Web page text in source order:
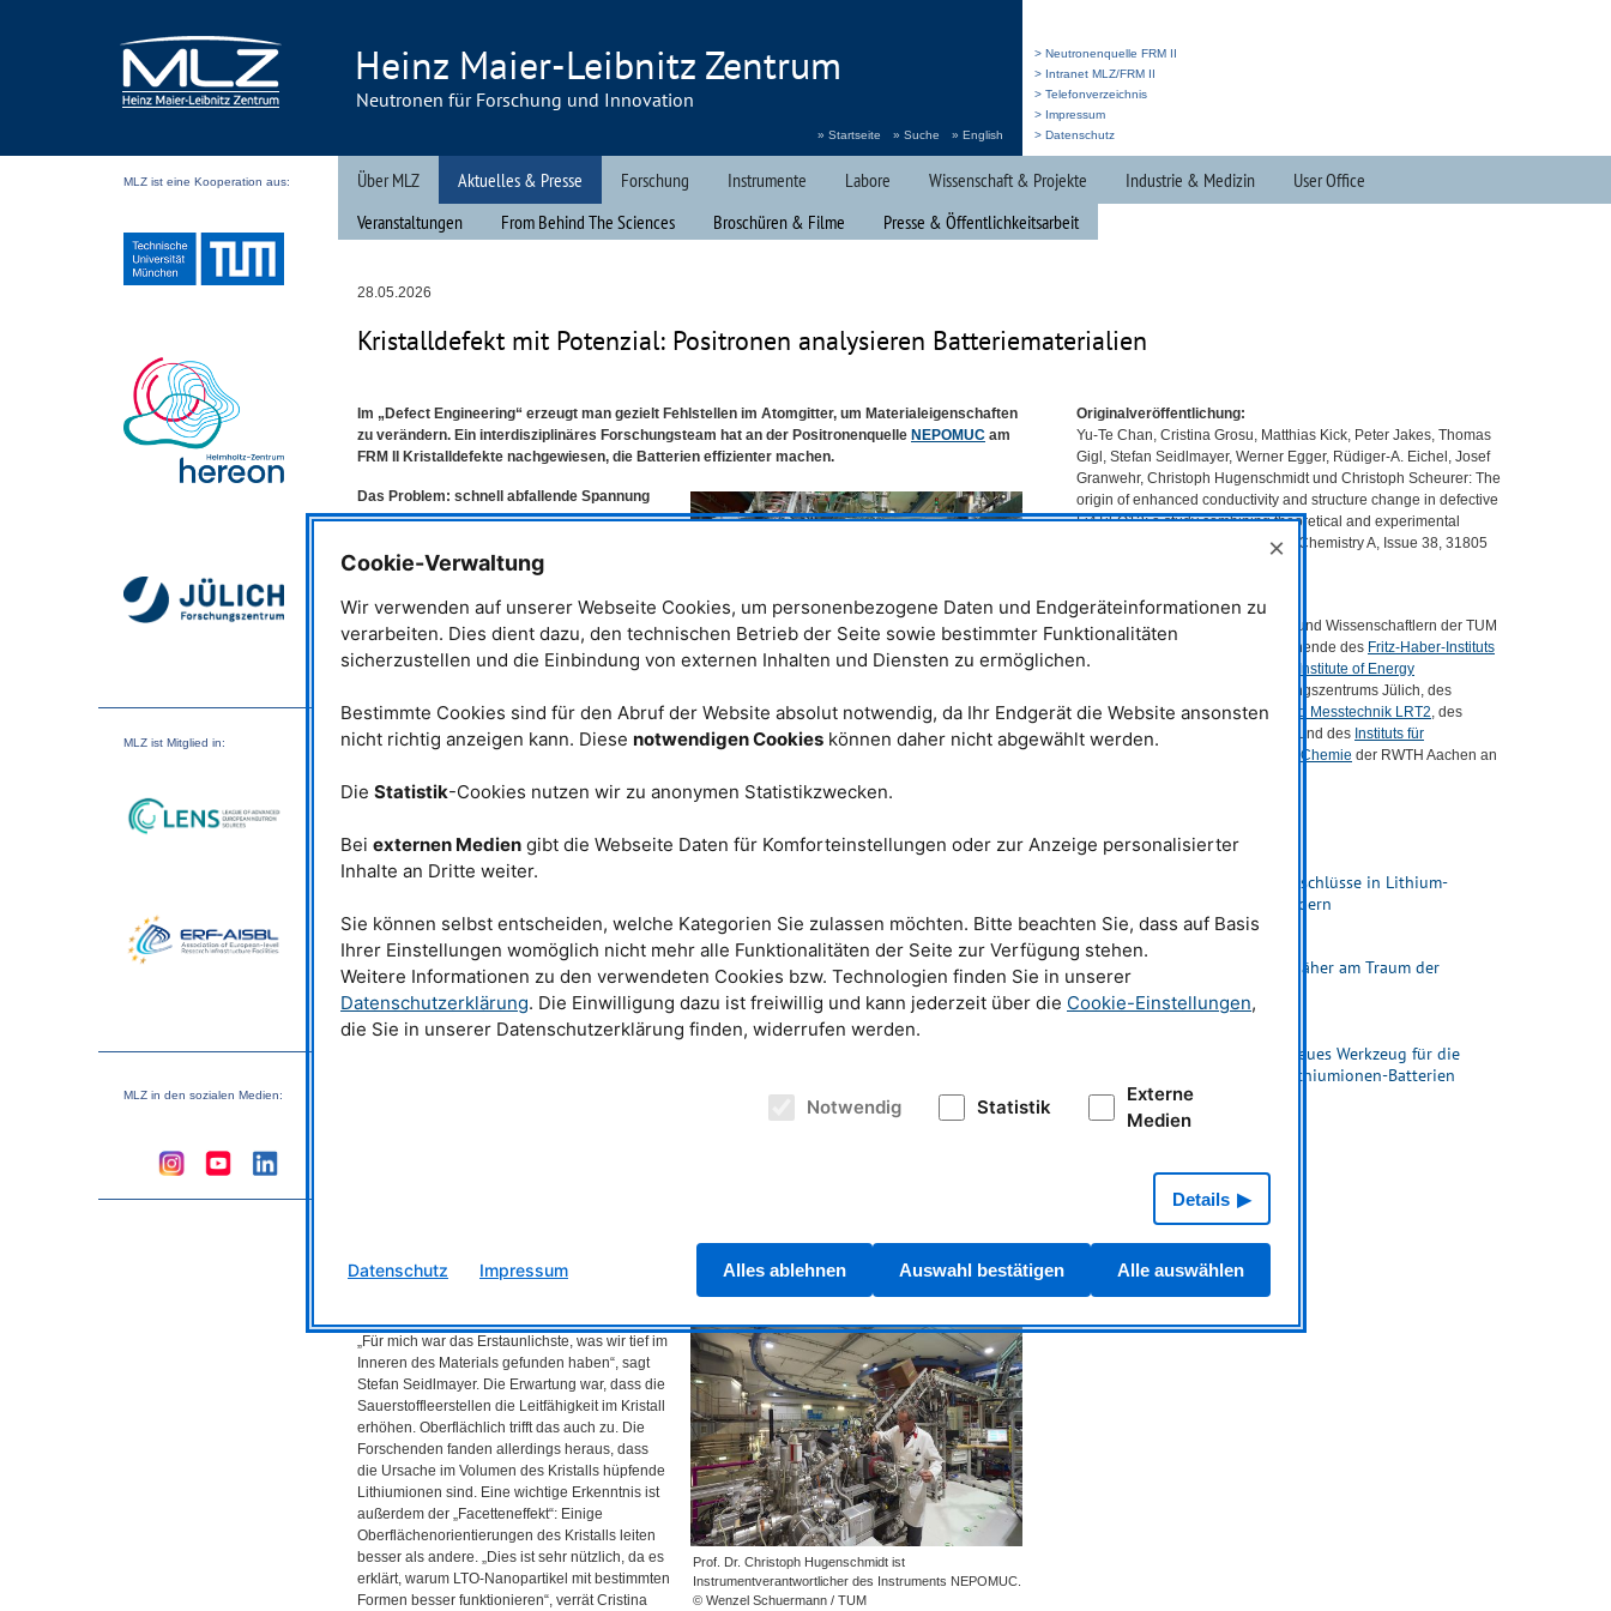
Heinz Maier-Leibnitz Zentrum
Neutronen für Forschung und Innovation
» Startseite » Suche » English
> Neutronenquelle FRM II
> Intranet MLZ/FRM II
> Telefonverzeichnis
> Impressum
> Datenschutz
MLZ ist eine Kooperation aus:
MLZ ist Mitglied in:
MLZ in den sozialen Medien:
Über MLZ
Aktuelles & Presse
Veranstaltungen
From Behind The Sciences Broschüren & Filme Presse & Öffentlichkeitsarbeit
Forschung Instrumente Labore Wissenschaft & Projekte Industrie & Medizin User Office
28.05.2026
Kristalldefekt mit Potenzial: Positronen analysieren Batteriematerialien
Im „Defect Engineering“ erzeugt man gezielt Fehlstellen im Atomgitter, um Materialeigenschaften
zu verändern. Ein interdisziplinäres Forschungsteam hat an der Positronenquelle NEPOMUC am
FRM
II Kristalldefekte nachgewiesen, die Batterien effizienter machen.
Dr. Thomas Gigl (l.) und Dr. Stefan Seidlmayer an der
Positronenquelle NEPOMUC. © Wenzel Schürmann /
Das Problem: schnell abfallende Spannung
Batterien ist Lithiumtitanat (Li4Ti5O12,
bietet eine lange Lebensdauer bei
herausragender thermischer Stabilität, verliert
allerdings rasch Kapazität und Spannung. Ziel
des Forschungsteams umDr. Yu-Te Chan und
Dr. Cristina Grosu von der Technischen
noch besser zu verstehen – konkret durch eine
Gasbehandlung, die die Zusammensetzung des
Materials verändert. Dabei werden
im Atomgitter entstehen. Das behandelte LTO
verstand, warum dies auf atomarer Ebene passiert“, verrät Yu-Te Chan, Postdoctoral Fellow am
Lehrstuhl für Theoretische Chemie der
Mithilfe der Positronen-
Lebensdauerspektroskopie (PALS) und des
Koinzidenten Doppler-
Verbreiterungsspektrometers (CDBS) am FRMII
identifizierten die Forschenden Defekte imLTO-
. Mit Hilfe der beiden Forscher Dr. Thomas Gigl und Dr.
Stefan Seidlmayer führte das Team die
und die Messungen am
Prof. Dr. Christoph Hugenschmidt ist
Instrumentverantwortlicher des Instruments NEPOMUC.
© Wenzel Schuermann / TUM
„Für mich war das Erstaunlichste, was wir tief im
Inneren des Materials gefunden haben“, sagt
Stefan Seidlmayer. Die Erwartung war, dass die
Sauerstoffleerstellen die Leitfähigkeit im Kristall
erhöhen. Oberflächlich trifft das auch zu. Die
Forschenden fanden allerdings heraus, dass
die Ursache im Volumen des Kristalls hüpfende
Lithiumionen sind. Eine wichtige Erkenntnis ist
außerdem der „Facetteneffekt“: Einige
Oberflächenorientierungen des Kristalls leiten
besser als andere. „Dies ist sehr nützlich, da es
erklärt, warum LTO-Nanopartikel mit bestimmten
Formen besser funktionieren“, verrät Cristina
Originalveröffentlichung:
Yu-Te Chan, Cristina Grosu, Matthias Kick, Peter Jakes, Thomas
Gigl, Stefan Seidlmayer, Werner Egger, Rüdiger-A. Eichel, Josef
Granwehr, Christoph Hugenschmidt und Christoph Scheurer: The
origin of enhanced conductivity and structure change in defective
Li4Ti5O12: a study combining theoretical and experimental
perspectives. Journal of Materials Chemistry A, Issue 38, 31805
Mehr Informationen:
Neben den Wissenschaftlerinnen und Wissenschaftlern der TUM
II waren auch Forschende des Fritz-Haber-Instituts
der Max-Planck-Gesellschaft, des
Institute of Energy
-1) des Forschungszentrums Jülich, des
Instituts für Angewandte Physik und Messtechnik LRT2, des
Instituts für Physikalische Chemie
und des Instituts für
Technische und Makromolekulare Chemie der RWTH Aachen an
Gefährliche Kurzschlüsse in Lithium-
Batterien verhindern
Mit Positronen näher am Traum der
Positronen als neues Werkzeug für die
Forschung an Lithiumionen-Batterien
Cookie-Verwaltung ×
Wir verwenden auf unserer Webseite Cookies, um personenbezogene Daten und Endgeräteinformationen zu
verarbeiten. Dies dient dazu, den technischen Betrieb der Seite sowie bestimmter Funktionalitäten
sicherzustellen und die Einbindung von externen Inhalten und Diensten zu ermöglichen.
Bestimmte Cookies sind für den Abruf der Website absolut notwendig, da Ihr Endgerät die Website ansonsten
nicht richtig anzeigen kann. Diese notwendigen Cookies können daher nicht abgewählt werden.
Die Statistik-Cookies nutzen wir zu anonymen Statistikzwecken.
Bei externen Medien gibt die Webseite Daten für Komforteinstellungen oder zur Anzeige personalisierter
Inhalte an Dritte weiter.
Sie können selbst entscheiden, welche Kategorien Sie zulassen möchten. Bitte beachten Sie, dass auf Basis
Ihrer Einstellungen womöglich nicht mehr alle Funktionalitäten der Seite zur Verfügung stehen.
Weitere Informationen zu den verwendeten Cookies bzw. Technologien finden Sie in unserer
Datenschutzerklärung. Die Einwilligung dazu ist freiwillig und kann jederzeit über die Cookie-Einstellungen,
die Sie in unserer Datenschutzerklärung finden, widerrufen werden.
Notwendig Statistik
Externe
Medien
Details
Alles ablehnen Auswahl bestätigen Alle auswählen
Datenschutz Impressum